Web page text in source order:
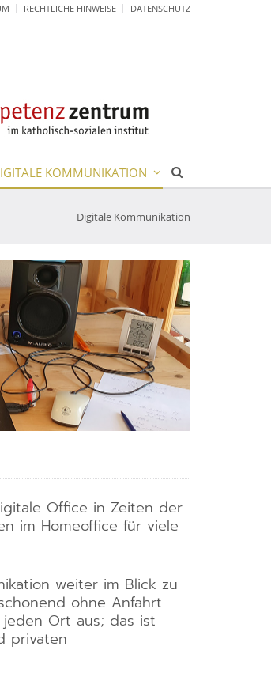
RECHTLICHE HINWEISE DATENSCHUTZ
KOMMUNIKATION
Digitale Kommunikation
Office in Zeiten der
im Homeoffice für viele
weiter im Blick zu
ohne Anfahrt
Ort aus; das ist
privaten